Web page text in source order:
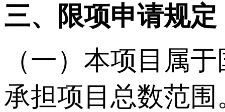
三、限项申请规定
（一）本项目属
承担项目总数范围